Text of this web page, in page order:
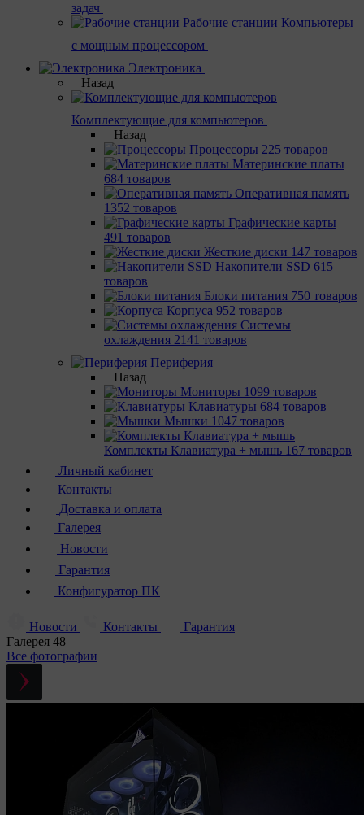
задач
Рабочие станции Компьютеры
с мощным процессором
Электроника
Назад
Комплектующие для компьютеров
Назад
Процессоры 225 товаров
Материнcкие платы
684 товаров
Оперативная память
1352 товаров
Графические карты
491 товаров
Жесткие диски 147 товаров
Накопители SSD 615
товаров
Блоки питания 750 товаров
Корпуса 952 товаров
Системы
охлаждения 2141 товаров
Периферия
Назад
Мониторы 1099 товаров
Клавиатуры 684 товаров
Мышки 1047 товаров
Комплекты Клавиатура + мышь 167 товаров
Личный кабинет
Контакты
Доставка и оплата
Галерея
Новости
Гарантия
Конфигуратор ПК
Новости Контакты
Гарантия
Галерея 48
Все фотографии